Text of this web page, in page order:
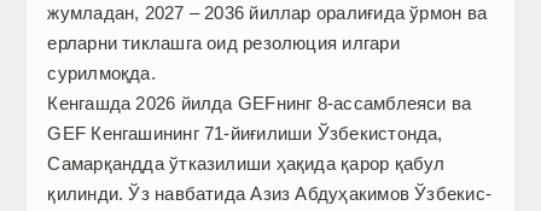
жумладан, 2027 – 2036 йиллар оралиғида ўрмон ва
ерларни тиклашга оид резолюция илгари
сурилмоқда.
Кенгашда 2026 йилда GEFнинг 8-ассамблеяси ва
GEF Кенгашининг 71-йиғилиши Ўзбекистонда,
Самарқандда ўтказилиши ҳақида қарор қабул
қилинди. Ўз навбатида Азиз Абдуҳакимов Ўзбекис­